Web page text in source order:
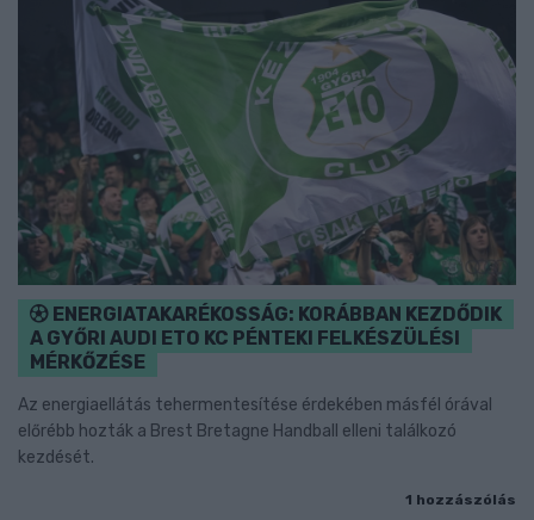
ENERGIATAKARÉKOSSÁG: KORÁBBAN KEZDŐDIK
A GYŐRI AUDI ETO KC PÉNTEKI FELKÉSZÜLÉSI
MÉRKŐZÉSE
Az energiaellátás tehermentesítése érdekében másfél órával
előrébb hozták a Brest Bretagne Handball elleni találkozó
kezdését.
1 hozzászólás